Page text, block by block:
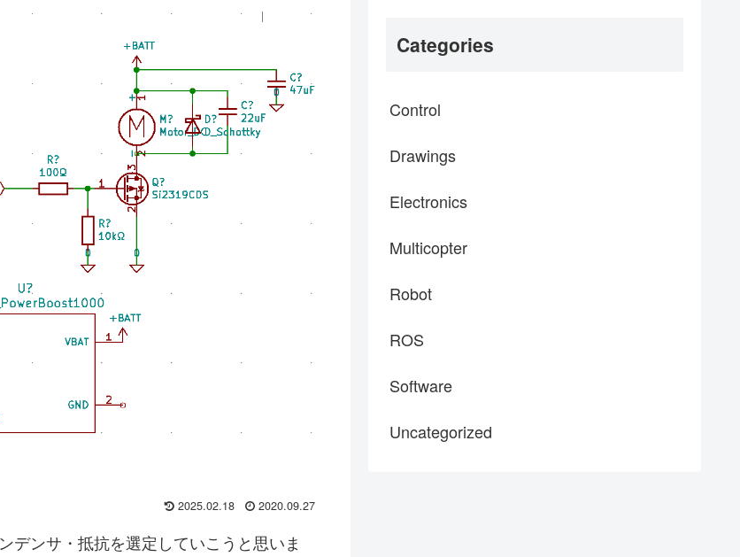
2025.02.18 2020.09.27
デンサ・抵抗を選定していこうと思いま
Categories
Control
Drawings
Electronics
Multicopter
Robot
ROS
Software
Uncategorized